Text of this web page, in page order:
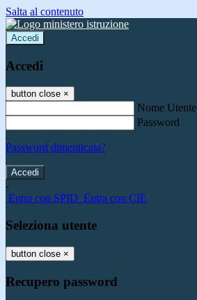
Salta al contenuto
Accedi
Accedi
button close ×
Nome Utente
Password
Password dimenticata?
-
Entra con SPID Entra con CIE
Seleziona utente
button close ×
Recupero password